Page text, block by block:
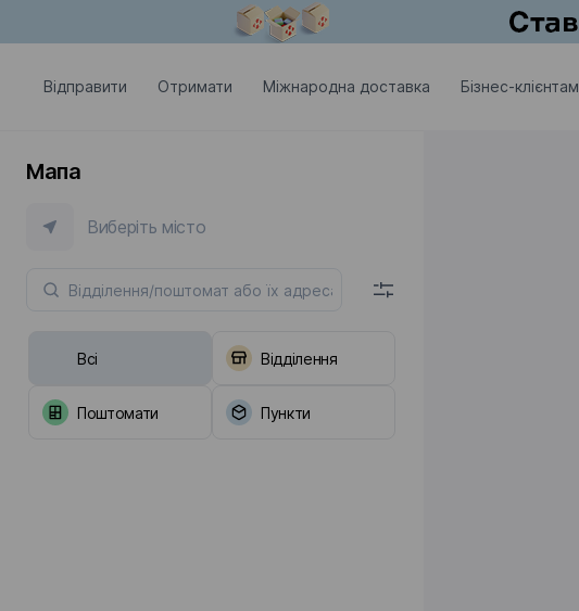
Відправити Отримати Міжнародна доставка Бізнес-клієнтам
Мапа
Виберіть місто
Всі Відділення
Поштомати Пункти